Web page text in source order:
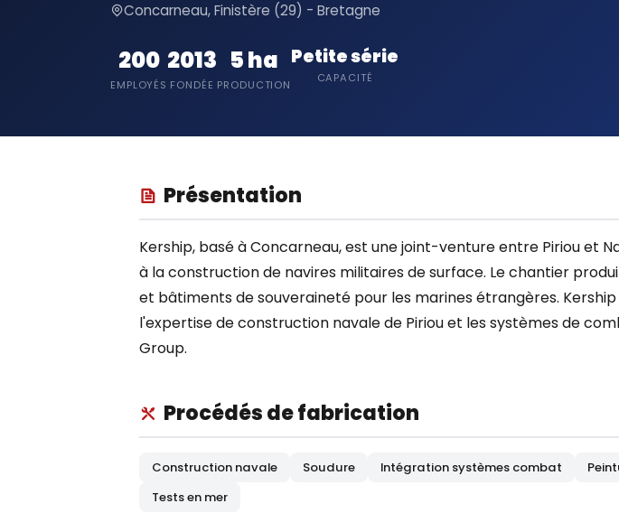
Concarneau, Finistère (29) - Bretagne
200
EMPLOYÉS
2013
FONDÉE
5 ha
PRODUCTION
Petite série
CAPACITÉ
Présentation
Kership, basé à Concarneau, est une joint-venture entre Piriou et
à la construction de navires militaires de surface. Le chantier
et bâtiments de souveraineté pour les marines étrangères.
l'expertise de construction navale de Piriou et les systèmes de
Group.
Procédés de fabrication
Construction navale Soudure Intégration systèmes combat
Tests en mer